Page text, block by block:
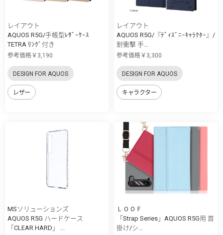
レイアウト
AQUOS R5G/手帳型ﾚｻﾞｰｹｰｽ
TETRA ﾘﾝｸﾞ付き
参考価格￥3,190
DESIGN FOR AQUOS
レザー
レイアウト
AQUOS R5G/『ﾃﾞｨｽﾞﾆｰｷｬﾗｸﾀｰ』/
耐衝撃 手...
参考価格￥3,300
DESIGN FOR AQUOS
キャラクター
MSソリューションズ
AQUOS R5G ハードケース
「CLEAR HARD」 ...
ＬＯＯＦ
「Strap Series」AQUOS R5G用 首
掛け/シ...